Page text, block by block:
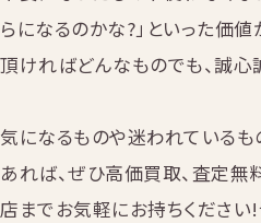
らになるのかな?」といった価
頂ければどんなものでも、誠心
気になるものや迷われている
あれば、ぜひ高価買取、査定
店までお気軽にお持ちくださ